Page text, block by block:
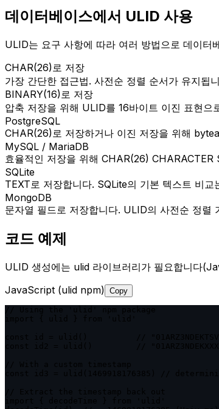
데이터베이스에서 ULID 사용
ULID는 요구 사항에 따라 여러 방법으로 데이터
CHAR(26)로 저장
가장 간단한 접근법. 사전순 정렬 순서가 유지됩
BINARY(16)로 저장
압축 저장을 위해 ULID를 16바이트 이진 표현
PostgreSQL
CHAR(26)로 저장하거나 이진 저장을 위해
MySQL / MariaDB
효율적인 저장을 위해 CHAR(26)
SQLite
TEXT로 저장합니다. SQLite의 기본 텍스트 비
MongoDB
문자열 필드로 저장합니다. ULID의 사전순 정
코드 예제
ULID 생성에는 ulid 라이브러리가 필요합니다
JavaScript (ulid npm) Copy